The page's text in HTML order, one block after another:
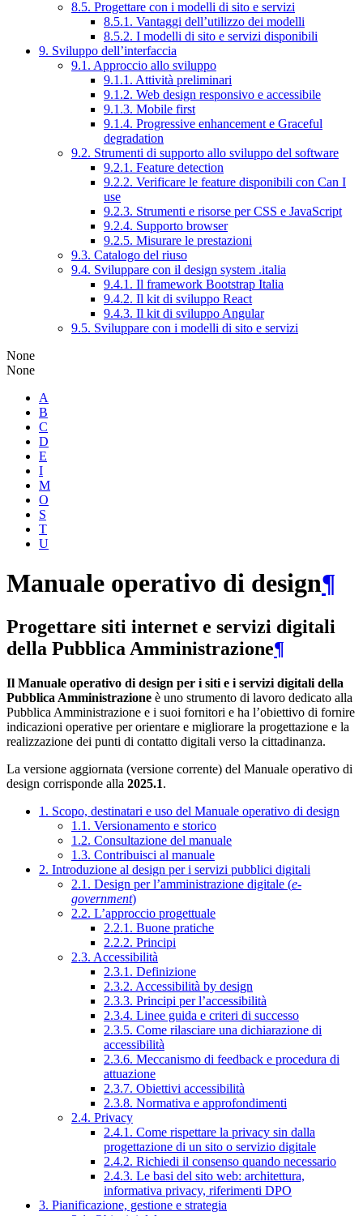
8.5. Progettare con i modelli di sito e servizi
8.5.1. Vantaggi dell’utilizzo dei modelli
8.5.2. I modelli di sito e servizi disponibili
9. Sviluppo dell’interfaccia
9.1. Approccio allo sviluppo
9.1.1. Attività preliminari
9.1.2. Web design responsivo e accessibile
9.1.3. Mobile first
9.1.4. Progressive enhancement e Graceful
degradation
9.2. Strumenti di supporto allo sviluppo del software
9.2.1. Feature detection
9.2.2. Verificare le feature disponibili con Can I
use
9.2.3. Strumenti e risorse per CSS e JavaScript
9.2.4. Supporto browser
9.2.5. Misurare le prestazioni
9.3. Catalogo del riuso
9.4. Sviluppare con il design system .italia
9.4.1. Il framework Bootstrap Italia
9.4.2. Il kit di sviluppo React
9.4.3. Il kit di sviluppo Angular
9.5. Sviluppare con i modelli di sito e servizi
None
None
A
B
C
D
E
I
M
O
S
T
U
Manuale operativo di design¶
Progettare siti internet e servizi digitali
della Pubblica Amministrazione¶
Il Manuale operativo di design per i siti e i servizi digitali della
Pubblica Amministrazione è uno strumento di lavoro dedicato alla
Pubblica Amministrazione e i suoi fornitori e ha l’obiettivo di fornire
indicazioni operative per orientare e migliorare la progettazione e la
realizzazione dei punti di contatto digitali verso la cittadinanza.
La versione aggiornata (versione corrente) del Manuale operativo di
design corrisponde alla 2025.1.
1. Scopo, destinatari e uso del Manuale operativo di design
1.1. Versionamento e storico
1.2. Consultazione del manuale
1.3. Contribuisci al manuale
2. Introduzione al design per i servizi pubblici digitali
2.1. Design per l’amministrazione digitale (e-
government)
2.2. L’approccio progettuale
2.2.1. Buone pratiche
2.2.2. Principi
2.3. Accessibilità
2.3.1. Definizione
2.3.2. Accessibilità by design
2.3.3. Principi per l’accessibilità
2.3.4. Linee guida e criteri di successo
2.3.5. Come rilasciare una dichiarazione di
accessibilità
2.3.6. Meccanismo di feedback e procedura di
attuazione
2.3.7. Obiettivi accessibilità
2.3.8. Normativa e approfondimenti
2.4. Privacy
2.4.1. Come rispettare la privacy sin dalla
progettazione di un sito o servizio digitale
2.4.2. Richiedi il consenso quando necessario
2.4.3. Le basi del sito web: architettura,
informativa privacy, riferimenti DPO
3. Pianificazione, gestione e strategia